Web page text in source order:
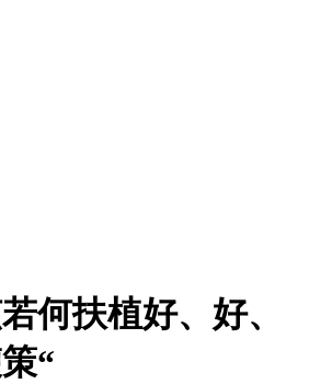
何扶植好、好、
“